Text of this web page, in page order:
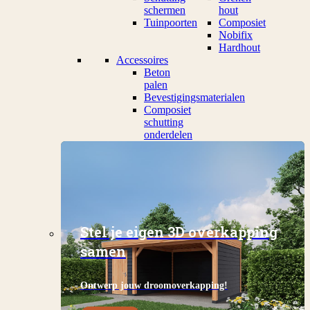
schermen
Tuinpoorten
hout
Composiet
Nobifix
Hardhout
Accessoires
Beton
palen
Bevestigingsmaterialen
Composiet
schutting
onderdelen
Stel je eigen 3D overkapping
samen
Ontwerp jouw droomoverkapping!